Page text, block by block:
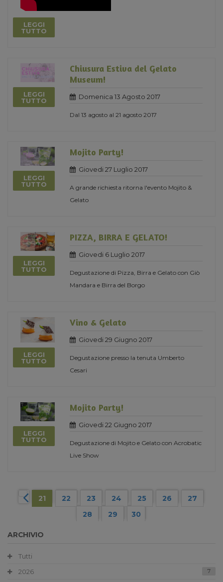
LEGGI
TUTTO
LEGGI
TUTTO
Chiusura Estiva del Gelato
Museum!
Domenica 13 Agosto 2017
Dal 13 agosto al 21 agosto 2017
LEGGI
TUTTO
Mojito Party!
Giovedi 27 Luglio 2017
A grande richiesta ritorna l'evento Mojito &
Gelato
LEGGI
TUTTO
PIZZA, BIRRA E GELATO!
Giovedi 6 Luglio 2017
Degustazione di Pizza, Birra e Gelato con Giò
Mandara e Birra del Borgo
LEGGI
TUTTO
Vino & Gelato
Giovedi 29 Giugno 2017
Degustazione presso la tenuta Umberto
Cesari
LEGGI
TUTTO
Mojito Party!
Giovedi 22 Giugno 2017
Degustazione di Mojito e Gelato con Acrobatic
Live Show
21 22 23 24 25 26
27
28
29 30
ARCHIVIO
Tutti
2026
7